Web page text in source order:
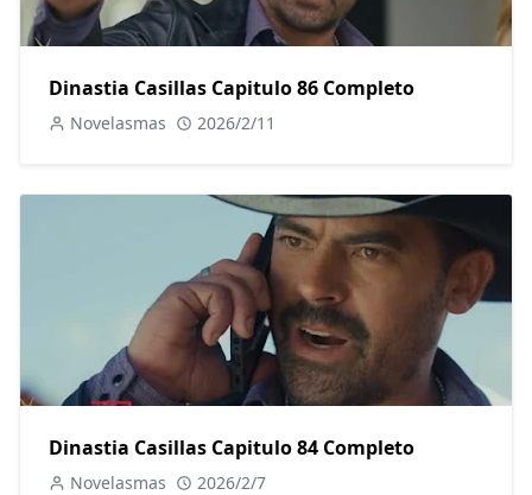
Dinastia Casillas Capitulo 86 Completo
Novelasmas 2026/2/11
Dinastia Casillas Capitulo 84 Completo
Novelasmas 2026/2/7